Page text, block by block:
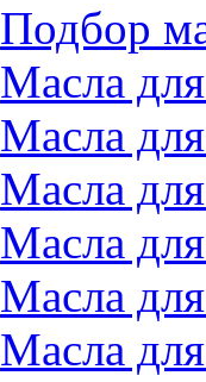
Подбор
Масла
Масла
Масла
Масла
Масла
Масла